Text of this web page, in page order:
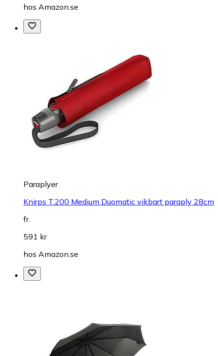
hos Amazon.se
Paraplyer
Knirps T.200 Medium Duomatic vikbart paraply 28cm
fr.
591 kr
hos Amazon.se